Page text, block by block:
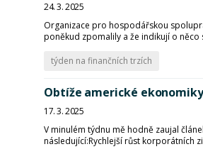
24. 3. 2025
Organizace pro hospodářskou
poněkud zpomalily a že indikují o něco
týden na finančních trzích
Obtíže americké
17. 3. 2025
V minulém týdnu mě hodně zaujal
následující:Rychlejší růst korporátních